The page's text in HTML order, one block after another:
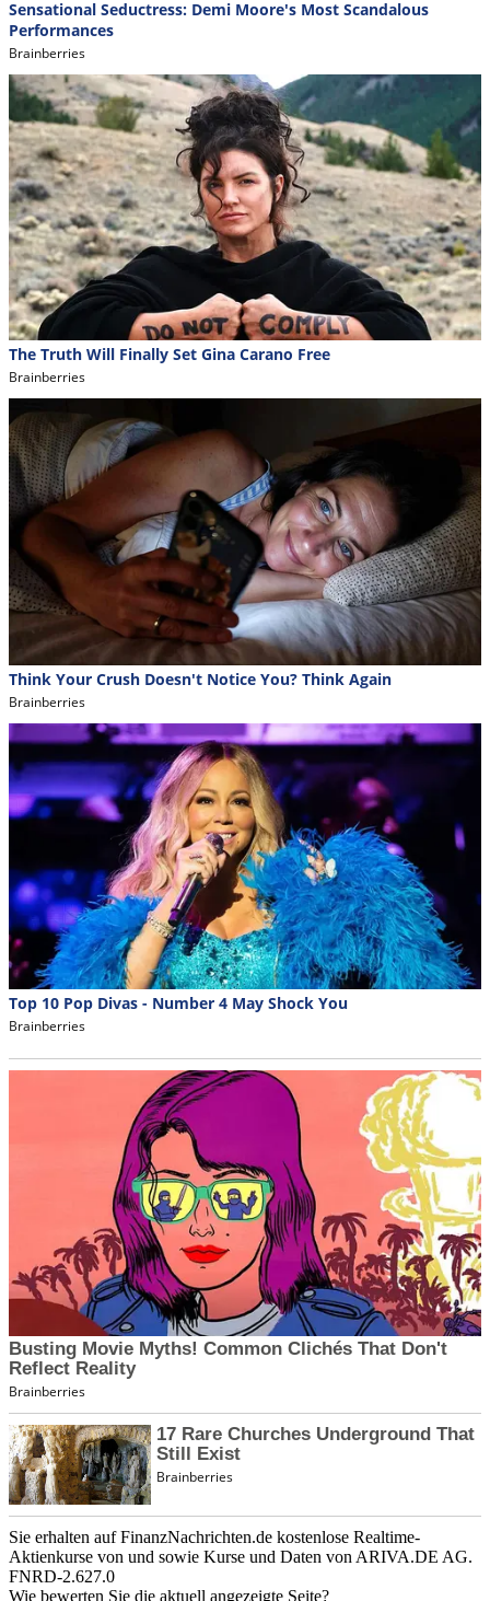
Sie erhalten auf FinanzNachrichten.de kostenlose Realtime-
Aktienkurse von und sowie Kurse und Daten von ARIVA.DE AG.
FNRD-2.627.0
Wie bewerten Sie die aktuell angezeigte Seite?